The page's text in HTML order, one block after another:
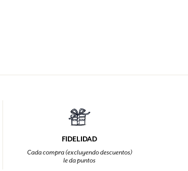
FIDELIDAD
Cada compra (excluyendo descuentos)
le da puntos